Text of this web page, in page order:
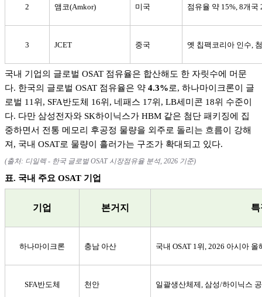
2 앰코(Amkor) 미국 점유율 약 15%, 8개국
3 JCET 중국 옛 칩팩코리아 인수
국내 기업의 글로벌 OSAT 점유율은 합산해도 한 자릿수에 머문
다. 한국의 글로벌 OSAT 점유율은 약 4.3%로, 하나마이크론이 글
로벌 11 위 , SFA반도체 16위 , 네패스 17위 , LB세미콘 18위 수준이
다. 다만 삼성전자와 SK하이닉스가 HBM 같은 첨단 패키징에 집
중하면서 전통 메모리 후공정 물량을 외주로 돌리는 흐름이 강해
져 , 국내 OSAT로 물량이 흘러가는 구조가 확대되고 있다.
(출처: 디일렉- 한국 글로벌OSAT 시장점유율 분석, 2026 기준)
표. 국내 주요 OSAT 기업
기업 본거지
하나마이크론 충남 아산 국내 OSAT 1 위 , 2026 아시아 올
SFA반도체 천안 일괄생산체제 삼성/하이닉스